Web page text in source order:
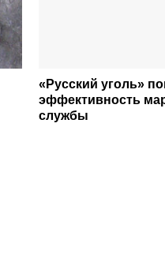
«Русский уголь»
эффективность
службы